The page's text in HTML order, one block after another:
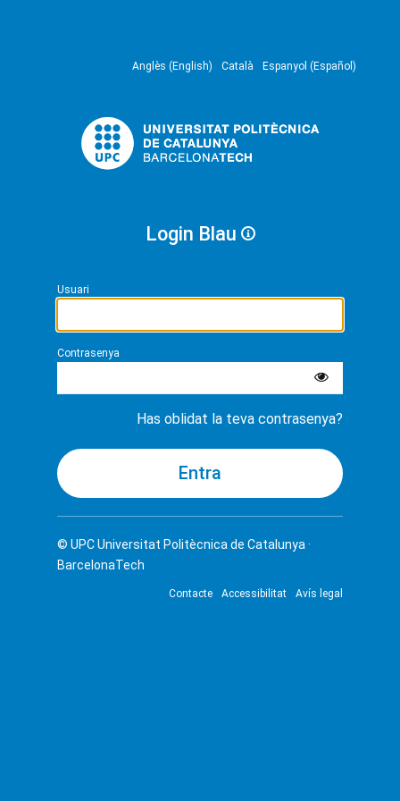
Anglès (English) Català Espanyol (Español)
Login Blau
Usuari
Contrasenya
Has oblidat la teva contrasenya?
© UPCUniversitat Politècnica de Catalunya ·
BarcelonaTech
Contacte Accessibilitat Avís legal